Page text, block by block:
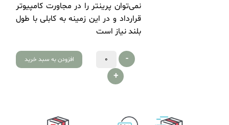
نمی‌توان پرینتر را در مجاورت کامپیوتر
قرارداد و در این زمینه به کابلی با طول
بلند نیاز است
-
+
افزودن به سبد خرید